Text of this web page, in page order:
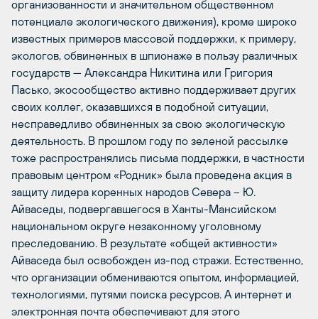
организованности и значительном общественном
потенциале экологического движения), кроме широко
известных примеров массовой поддержки, к примеру,
экологов, обвиненных в шпионаже в пользу различных
государств — Александра Никитина или Григория
Пасько, экосообщество активно поддерживает других
своих коллег, оказавшихся в подобной ситуации,
несправедливо обвиненных за свою экологическую
деятельность. В прошлом году по зеленой рассылке
тоже распространялись письма поддержки, в частности
правовым центром «Родник» была проведена акция в
защиту лидера коренных народов Севера – Ю.
Айваседы, подвергавшегося в Ханты-Мансийском
национальном округе незаконному уголовному
преследованию. В результате «общей активности»
Айваседа был освобожден из-под стражи. Естественно,
что организации обмениваются опытом, информацией,
технологиями, путями поиска ресурсов. А интернет и
электронная почта обеспечивают для этого